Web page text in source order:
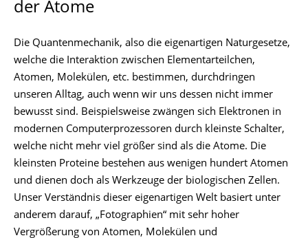
der Atome
Die Quantenmechanik, also die eigenartigen Naturgesetze,
welche die Interaktion zwischen Elementarteilchen,
Atomen, Molekülen, etc. bestimmen, durchdringen
unseren Alltag, auch wenn wir uns dessen nicht immer
bewusst sind. Beispielsweise zwängen sich Elektronen in
modernen Computerprozessoren durch kleinste Schalter,
welche nicht mehr viel größer sind als die Atome. Die
kleinsten Proteine bestehen aus wenigen hundert Atomen
und dienen doch als Werkzeuge der biologischen Zellen.
Unser Verständnis dieser eigenartigen Welt basiert unter
anderem darauf, „Fotographien“ mit sehr hoher
Vergrößerung von Atomen, Molekülen und